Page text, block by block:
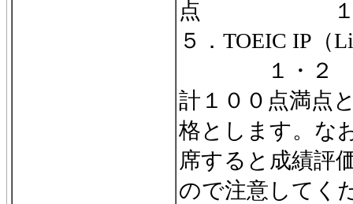
点 １・２
５．TOEIC IP
１・２
計１００点満点
格とします。な
席すると成績評
ので注意してく